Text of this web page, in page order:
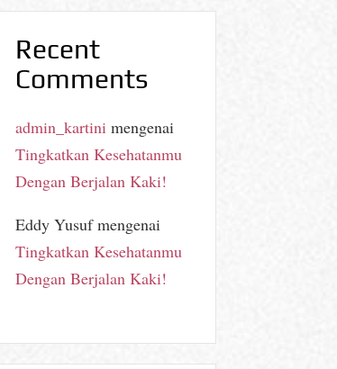
Recent
Comments
admin_kartinimengenai
Tingkatkan Kesehatanmu
Dengan Berjalan Kaki!
Eddy Yusufmengenai
Tingkatkan Kesehatanmu
Dengan Berjalan Kaki!